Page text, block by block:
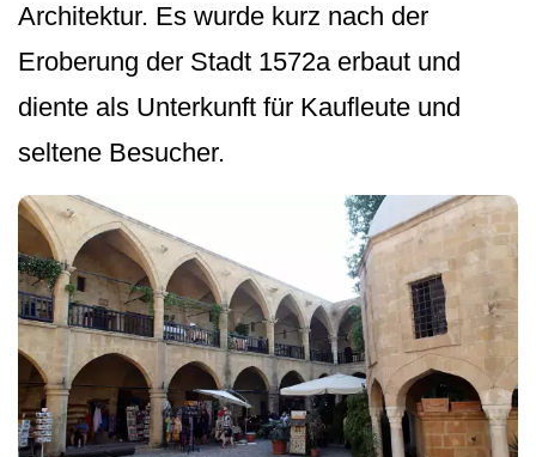
Architektur. Es wurde kurz nach der
Eroberung der Stadt 1572a erbaut und
diente als Unterkunft für Kaufleute und
seltene Besucher.